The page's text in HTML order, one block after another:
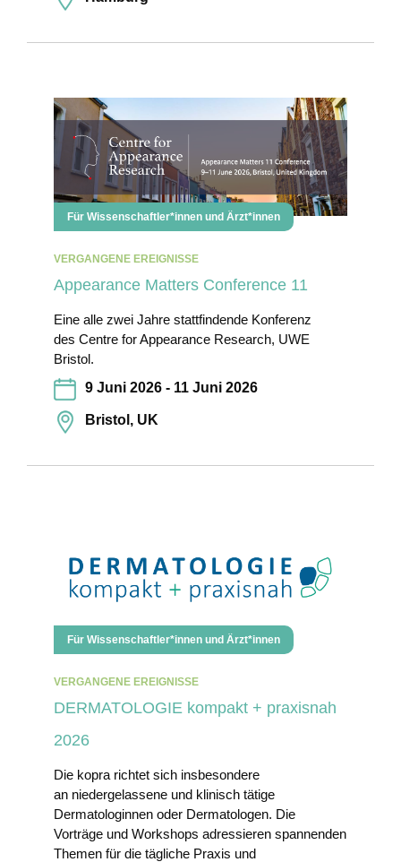
Für Wissenschaftler*innen und Ärzt*innen
VERGANGENE EREIGNISSE
Appearance Matters Conference 11
Eine alle zwei Jahre stattfindende Konferenz
des Centre for Appearance Research, UWE
Bristol.
9 Juni 2026 - 11 Juni 2026
Bristol, UK
Für Wissenschaftler*innen und Ärzt*innen
VERGANGENE EREIGNISSE
DERMATOLOGIE kompakt + praxisnah
2026
Die kopra richtet sich insbesondere
an niedergelassene und klinisch tätige
Dermatologinnen oder Dermatologen. Die
Vorträge und Workshops adressieren spannenden
Themen für die tägliche Praxis und